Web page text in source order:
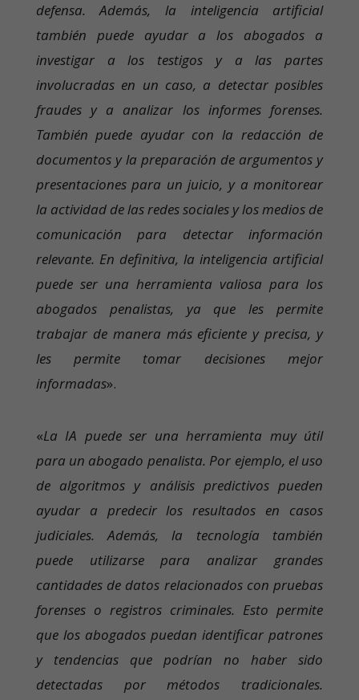
defensa. Además, la inteligencia artificial
también puede ayudar a los abogados a
investigar a los testigos y a las partes
involucradas en un caso, a detectar posibles
fraudes y a analizar los informes forenses.
También puede ayudar con la redacción de
documentos y la preparación de argumentos y
presentaciones para un juicio, y a monitorear
la actividad de las redes sociales y los medios de
comunicación para detectar información
relevante. En definitiva, la inteligencia artificial
puede ser una herramienta valiosa para los
abogados penalistas, ya que les permite
trabajar de manera más eficiente y precisa, y
les permite tomar decisiones mejor
informadas».
«La IA puede ser una herramienta muy útil
para un abogado penalista. Por ejemplo, el uso
de algoritmos y análisis predictivos pueden
ayudar a predecir los resultados en casos
judiciales. Además, la tecnología también
puede utilizarse para analizar grandes
cantidades de datos relacionados con pruebas
forenses o registros criminales. Esto permite
que los abogados puedan identificar patrones
y tendencias que podrían no haber sido
detectadas por métodos tradicionales.